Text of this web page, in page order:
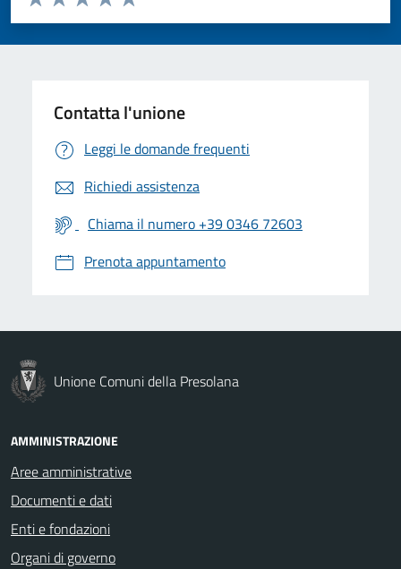
Valuta 5 stelle su 5
Valuta 4 stelle su 5
Valuta 3 stelle su 5
Valuta 2 stelle su 5
Valuta 1 stelle su 5
Contatta l'unione
Leggi le domande frequenti
Richiedi assistenza
Chiama il numero +39 0346 72603
Prenota appuntamento
Unione Comuni della Presolana
AMMINISTRAZIONE
Aree amministrative
Documenti e dati
Enti e fondazioni
Organi di governo